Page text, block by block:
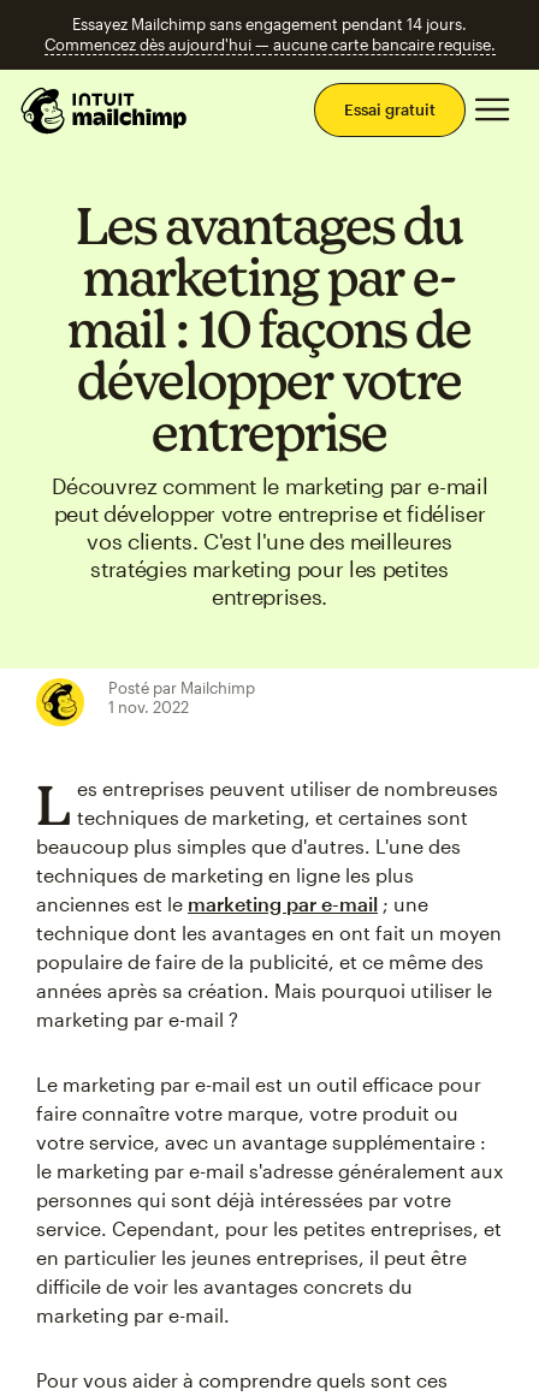
Essayez Mailchimp sans engagement pendant 14 jours.
Commencez dès aujourd'hui — aucune carte bancaire requise.
Essai gratuit
Les avantages du
marketing par e-
mail : 10 façons de
développer votre
entreprise
Découvrez comment le marketing par e-mail
peut développer votre entreprise et fidéliser
vos clients. C'est l'une des meilleures
stratégies marketing pour les petites
entreprises.
Posté par Mailchimp
1 nov. 2022
L es entreprises peuvent utiliser de nombreuses
techniques de marketing, et certaines sont
beaucoup plus simples que d'autres. L'une des
techniques de marketing en ligne les plus
anciennes est le marketing par e-mail ; une
technique dont les avantages en ont fait un moyen
populaire de faire de la publicité, et ce même des
années après sa création. Mais pourquoi utiliser le
marketing par e-mail ?
Le marketing par e-mail est un outil efficace pour
faire connaître votre marque, votre produit ou
votre service, avec un avantage supplémentaire :
le marketing par e-mail s'adresse généralement aux
personnes qui sont déjà intéressées par votre
service. Cependant, pour les petites entreprises, et
en particulier les jeunes entreprises, il peut être
difficile de voir les avantages concrets du
marketing par e-mail.
Pour vous aider à comprendre quels sont ces